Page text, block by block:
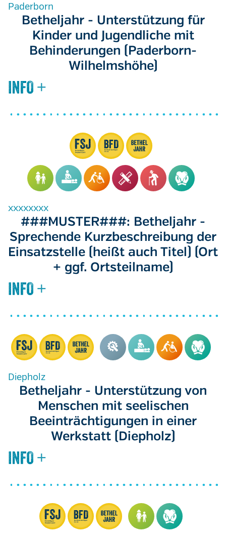
Paderborn
Betheljahr - Unterstützung für
Kinder und Jugendliche mit
Behinderungen (Paderborn-
Wilhelmshöhe)
xxxxxxxx
###MUSTER###: Betheljahr -
Sprechende Kurzbeschreibung der
Einsatzstelle (heißt auch Titel) (Ort
+ ggf. Ortsteilname)
Diepholz
Betheljahr - Unterstützung von
Menschen mit seelischen
Beeinträchtigungen in einer
Werkstatt (Diepholz)